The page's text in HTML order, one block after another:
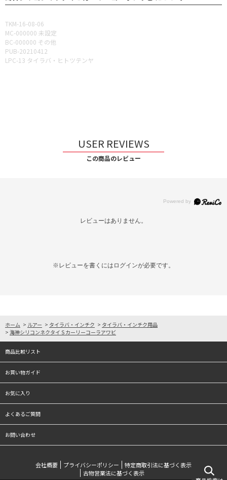
TKM-16-08-06
MC-000000 未設定
BC-000000 その他
PUB-20210412
LPC-13 タイラバ・ヒトツテンヤ
USER REVIEWS
この商品のレビュー
レビューはありません。
※レビューを書くには ログインが必要です。
ホーム > ルアー > タイラバ・インチク > タイラバ・インチク用品
> 海神シリコンネクタイＳカーリーコーラアワビ
商品比較リスト
お買い物ガイド
お気に入り
よくあるご質問
お問い合わせ
会社概要 プライバシーポリシー
特定商取引法に基づく表示
古物営業法に基づく表示